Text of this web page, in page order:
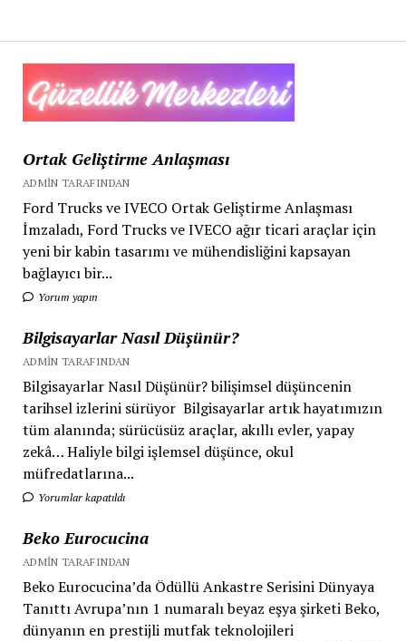
Ortak Geliştirme Anlaşması
ADMIN TARAFINDAN
Ford Trucks ve IVECO Ortak Geliştirme Anlaşması
İmzaladı, Ford Trucks ve IVECO ağır ticari araçlar için
yeni bir kabin tasarımı ve mühendisliğini kapsayan
bağlayıcı bir...
Yorum yapın
Bilgisayarlar Nasıl Düşünür?
ADMIN TARAFINDAN
Bilgisayarlar Nasıl Düşünür? bilişimsel düşüncenin
tarihsel izlerini sürüyor Bilgisayarlar artık hayatımızın
tüm alanında; sürücüsüz araçlar, akıllı evler, yapay
zekâ… Haliyle bilgi işlemsel düşünce, okul
müfredatlarına...
Yorumlar kapatıldı
Beko Eurocucina
ADMIN TARAFINDAN
Beko Eurocucina’da Ödüllü Ankastre Serisini Dünyaya
Tanıttı Avrupa’nın 1 numaralı beyaz eşya şirketi Beko,
dünyanın en prestijli mutfak teknolojileri